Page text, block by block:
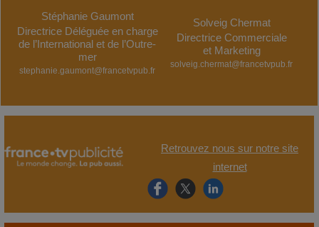
Stéphanie Gaumont
Directrice Déléguée en charge
de l’International et de l’Outre-
mer
stephanie.gaumont@francetvpub.fr
Solveig Chermat
Directrice Commerciale
et Marketing
solveig.chermat@francetvpub.fr
Retrouvez nous sur notre site
internet